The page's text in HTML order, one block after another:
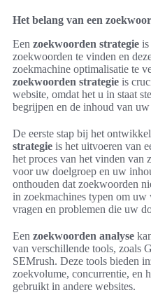
Het belang van een
Een zoekwoorden strategie is
zoekwoorden te vinden en
zoekmachine optimalisatie te
zoekwoorden strategie is
website, omdat het u in staat
begrijpen en de inhoud van
De eerste stap bij het
strategie is het uitvoeren van
het proces van het vinden van
voor uw doelgroep en uw
onthouden dat zoekwoorden
in zoekmachines typen om
vragen en problemen die uw
Een zoekwoorden analyse
van verschillende tools, zoals
SEMrush. Deze tools bieden
zoekvolume, concurrentie, en
gebruikt in andere websites.